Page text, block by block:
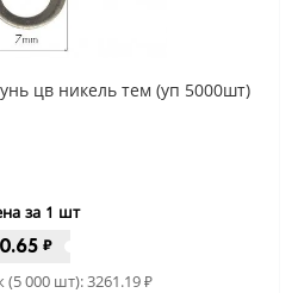
цв никель тем (уп 5000шт)
за 1 шт
0.65 ₽
(5 000 шт):3261.19₽